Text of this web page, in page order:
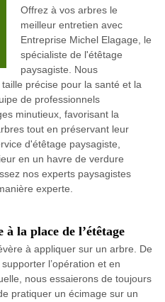
Offrez à vos arbres le
meilleur entretien avec
Entreprise Michel Elagage, le
spécialiste de l'étêtage
paysagiste. Nous
précise pour la santé et la
de professionnels
minutieux, favorisant la
tout en préservant leur
d'étêtage paysagiste,
en un havre de verdure
nos experts paysagistes
experte.
la place de l’étêtage
à appliquer sur un arbre. De
l’opération et en
nous essaierons de toujours
pratiquer un écimage sur un